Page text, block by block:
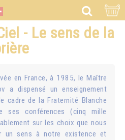
- Le sens de la
en France, à 1985, le Maître
a dispensé un enseignement
cadre de la Fraternité Blanche
ses conférences (cinq mille
sur les choix que nous
un sens à notre existence et